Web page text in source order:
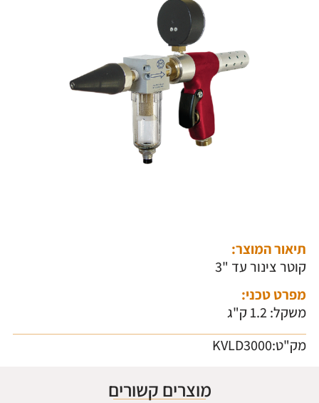
תיאור המוצר:
קוטר צינור עד "3
מפרט טכני:
משקל: 1.2 ק"ג
מק"ט:KVLD3000
מוצרים קשורים